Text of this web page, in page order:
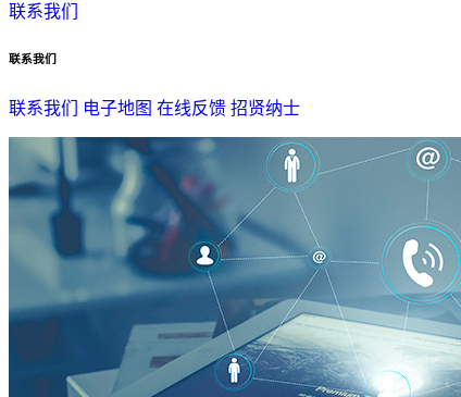
联系我们
联系我们
联系我们 电子地图 在线反馈 招贤纳士